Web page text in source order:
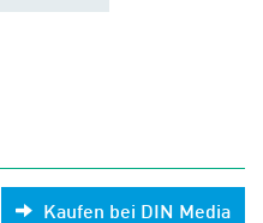
Kaufen bei DIN Media